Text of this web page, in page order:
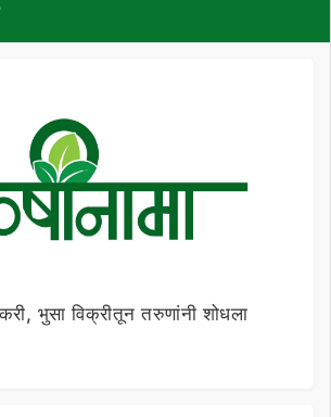
भुसा विक्रीतून तरुणांनी शोधला